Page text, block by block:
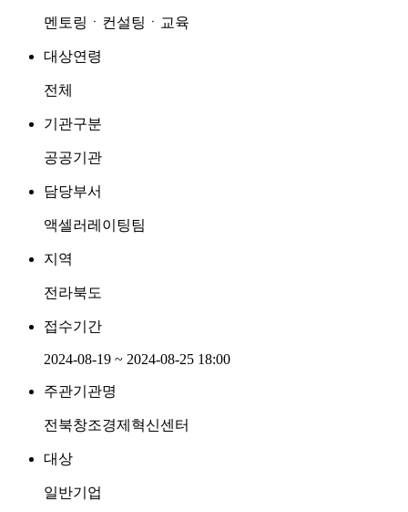
멘토링ㆍ컨설팅ㆍ교육
대상연령
전체
기관구분
공공기관
담당부서
액셀러레이팅팀
지역
전라북도
접수기간
2024-08-19 ~ 2024-08-25 18:00
주관기관명
전북창조경제혁신센터
대상
일반기업